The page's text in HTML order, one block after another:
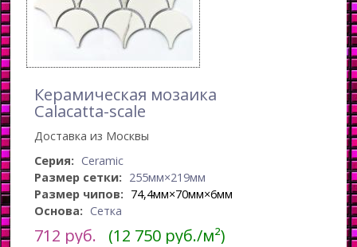
Керамическая мозаика
Calacatta-scale
Доставка из Москвы
Серия: Ceramic
Размер сетки: 255мм×219мм
Размер чипов: 74,4мм×70мм×6мм
Основа: Сетка
712 руб. (12 750 руб./м²)